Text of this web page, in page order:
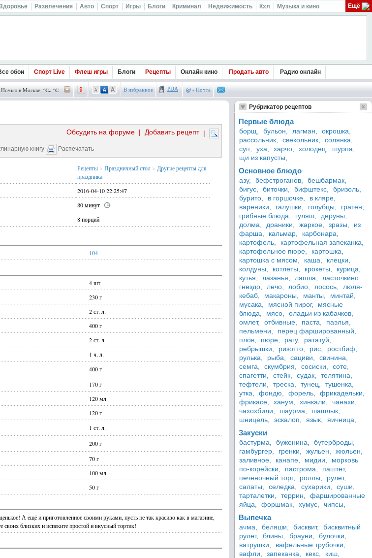
Развлечения Авто Спорт Игры Блоги Криминал Недвижимость Кхл Музыка и кино Ещё
обои Спорт Live Флеш игры Блоги Рецепты Онлайн кино Продать авто Радио онлайн
Ночью в Москве: °C.. °C В избранное PDA @ - Почта
|
Добавить рецепт
|
Обсудить на форуме
книгу Распечатать
Рецепты > Праздничный стол > Другие рецепты для
праздника
2016-04-10 22:25:47
80 минут
8 порций
104
4 шт
230 г
2 ст. л.
400 г
2 ст. л.
1 ч. л.
400 г
170 г
120 мл
120 г
1 ст. л.
200 г
70 г
100 мл
50 г
А ещё и приготовленное своими руками, пусть не так красиво как в магазине,
близких и испеките простой и вкусный тортик!
Рубрикатор рецептов
Первые блюда
борщ, бульон, лагман,
окрошка,
рассольник,
свекольник,
солянка,
суп,
уха, харчо, холодец,
шурпа,
щи из капусты,
Основное блюдо
азу, бефстроганов,
бешбармак,
бигус,
биточки, бифштекс,
бризоль,
бурито,
в горшочке,
в кляре,
вареники,
галушки, голубцы,
гратен,
грибные блюда,
гуляш,
деруны,
долма,
драники, жаркое, зразы,
из
фарша,
кальмар,
карбонара,
картофель,
картофельная запеканка,
картофельное пюре,
картошка,
картошка с мясом,
каша,
клецки,
колдуны,
котлеты, крокеты,
курица,
кутья,
лазанья, лапша,
ласточкино
гнездо,
лечо, лобио, лосось,
люля-
кебаб,
макароны, манты,
минтай,
мусака,
мясной пирог,
мясные
блюда,
мясо,
оладьи из кабачков,
омлет,
отбивные, паста,
паэлья,
пельмени,
перец фаршированный,
плов,
пюре, рагу,
рататуй,
ребрышки,
ризотто, рис,
ростбиф,
рулька,
рыба, сациви,
свинина,
семга,
скумбрия, сосиски,
соте,
спагетти,
стейк, судак,
телятина,
тефтели,
треска, тунец,
тушенка,
утка,
фондю, форель,
фрикадельки,
фрикасе,
ханум, хинкали,
чанахи,
чахохбили,
шаурма,
шашлык,
шницель,
эскалоп, язык, яичница,
Закуски
бастурма, буженина,
бутерброды,
гамбургер,
гренки, жульен,
жюльен,
заливное,
канапе, мидии,
морковь
по-корейски,
пастрома,
паштет,
печеночный торт,
роллы,
рулет,
салаты,
селедка, сухарики,
суши,
тарталетки,
террин,
фаршированные
яйца,
форшмак, хумус, чипсы,
Выпечка
ачма, беляши, бисквит,
бисквитный
рулет,
блины, брауни,
булочки,
ватрушки,
вафельные трубочки,
вафли,
запеканка, кекс,
киш,